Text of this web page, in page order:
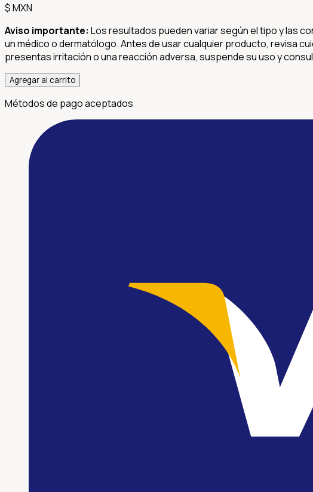
$MXN
Aviso importante: Los resultados pueden variar según el tipo y las
un médico o dermatólogo. Antes de usar cualquier producto, revisa
presentas irritación o una reacción adversa, suspende su uso y
Agregar al carrito
Métodos de pago aceptados